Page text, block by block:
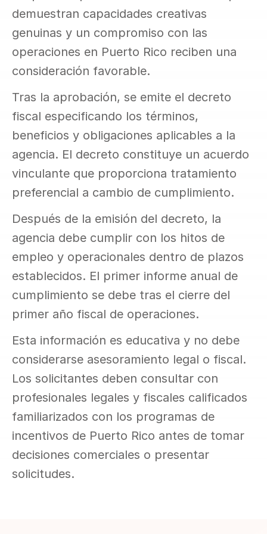
demuestran capacidades creativas
genuinas y un compromiso con las
operaciones en Puerto Rico reciben una
consideración favorable.
Tras la aprobación, se emite el decreto
fiscal especificando los términos,
beneficios y obligaciones aplicables a la
agencia. El decreto constituye un acuerdo
vinculante que proporciona tratamiento
preferencial a cambio de cumplimiento.
Después de la emisión del decreto, la
agencia debe cumplir con los hitos de
empleo y operacionales dentro de plazos
establecidos. El primer informe anual de
cumplimiento se debe tras el cierre del
primer año fiscal de operaciones.
Esta información es educativa y no debe
considerarse asesoramiento legal o fiscal.
Los solicitantes deben consultar con
profesionales legales y fiscales calificados
familiarizados con los programas de
incentivos de Puerto Rico antes de tomar
decisiones comerciales o presentar
solicitudes.